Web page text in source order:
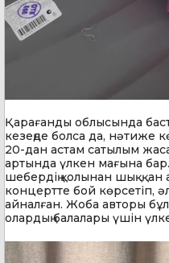
Қарағанды облысында
кезеңде болса да, нәтиже
20-дан астам сатылым
артында үлкен мағына
шебердің қолынан шыққан
концертте бой көрсетіп,
айналған. Жоба авторы
олардың балалары үшін